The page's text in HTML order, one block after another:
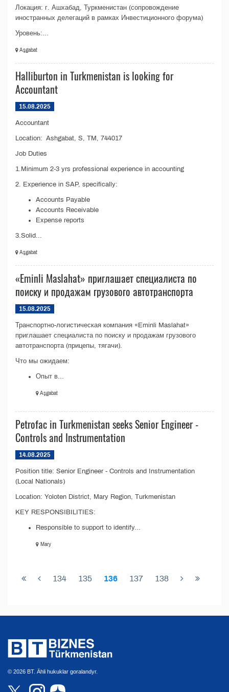
Локация: г. Ашхабад, Туркменистан (сопровождение
иностранных делегаций в рамках Инвестиционного форума)
Уровень:...
Aşgabat
Halliburton in Turkmenistan is looking for
Accountant
15.08.2025
Accountant
Location: Ashgabat, S, TM, 744017
Job Duties
1.Minimum 2-3 yrs professional experience in accounting
2. Experience in SAP, specifically:
Accounts Payable
Accounts Receivable
Expense reports
3.Solid...
Aşgabat
«Eminli Maslahat» приглашает специалиста по
поиску и продажам грузового автотранспорта
15.08.2025
Транспортно-логистическая компания «Eminli Maslahat»
приглашает специалиста по поиску и продажам грузового
автотранспорта (прицепы, тягачи).
Что мы ожидаем:
Опыт в...
Aşgabat
Petrofac in Turkmenistan seeks Senior Engineer -
Controls and Instrumentation
14.08.2025
Position title: Senior Engineer - Controls and Instrumentation
(Local Nationals)
Location: Yoloten District, Mary Region, Turkmenistan
KEY RESPONSIBILITIES:
Responsible to support to identify...
Mary
134 135 136 137 138
© 2026 BT. Ähli hukuklar goralandyr.